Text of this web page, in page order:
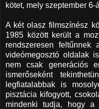
kötet, mely szeptember
A két olasz filmszínész
1985 között került a
rendszeresen
videómegosztó oldalak
nem csak generációs
ismerőseként
legfiatalabbak is
pisztácia kifogyott,
mindenki tudja, hogy a